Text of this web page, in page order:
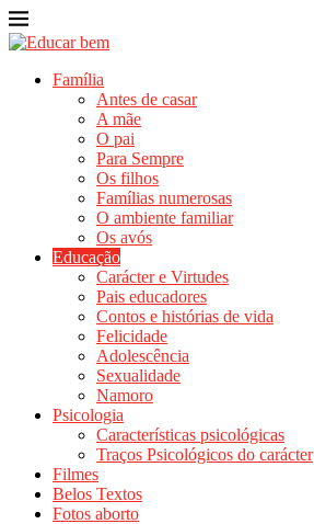
Família
Antes de casar
A mãe
O pai
Para Sempre
Os filhos
Famílias numerosas
O ambiente familiar
Os avós
Educação
Carácter e Virtudes
Pais educadores
Contos e histórias de vida
Felicidade
Adolescência
Sexualidade
Namoro
Psicologia
Características psicológicas
Traços Psicológicos do carácter
Filmes
Belos Textos
Fotos aborto